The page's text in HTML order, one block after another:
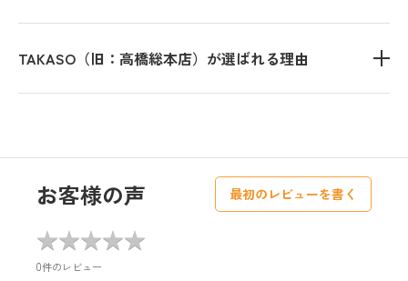
TAKASO（旧：高橋総本店）が選ばれる理由
お客様の声 最初のレビューを書く
★★★★★
★★★★★
0件のレビュー